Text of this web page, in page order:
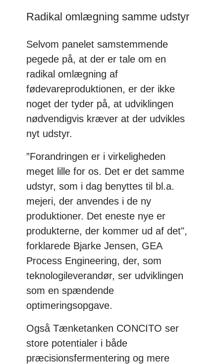
Radikal omlægning samme udstyr
Selvom panelet samstemmende
pegede på, at der er tale om en
radikal omlægning af
fødevareproduktionen, er der ikke
noget der tyder på, at udviklingen
nødvendigvis kræver at der udvikles
nyt udstyr.
”Forandringen er i virkeligheden
meget lille for os. Det er det samme
udstyr, som i dag benyttes til bl.a.
mejeri, der anvendes i de ny
produktioner. Det eneste nye er
produkterne, der kommer ud af det",
forklarede Bjarke Jensen, GEA
Process Engineering, der, som
teknologileverandør, ser udviklingen
som en spændende
optimeringsopgave.
Også Tænketanken CONCITO ser
store potentialer i både
præcisionsfermentering og mere